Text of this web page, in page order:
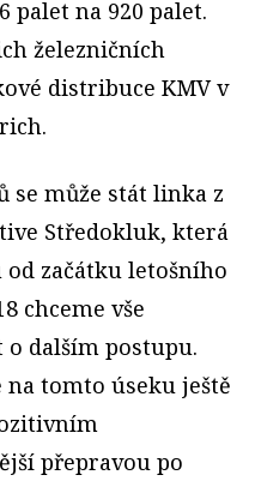
palet na 920 palet.
železničních
distribuce KMV v
se může stát linka z
Středokluk, která
začátku letošního
chceme vše
dalším postupu.
tomto úseku ještě
přepravou po